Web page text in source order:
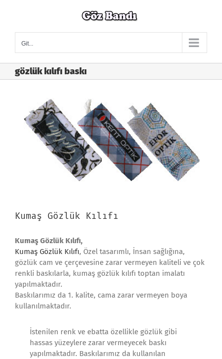
Git...
gözlük kılıfı baskı
Kumaş Gözlük Kılıfı
Kumaş Gözlük Kılıfı,
Kumaş Gözlük Kılıfı, Özel tasarımlı, İnsan sağlığına,
gözlük cam ve çerçevesine zarar vermeyen kaliteli ve çok
renkli baskılarla, kumaş gözlük kılıfı toptan imalatı
yapılmaktadır.
Baskılarımız da 1. kalite, cama zarar vermeyen boya
kullanılmaktadır.
İstenilen renk ve ebatta özellikle gözlük gibi
hassas yüzeylere zarar vermeyecek baskı
yapılmaktadır. Baskılarımız da kullanılan